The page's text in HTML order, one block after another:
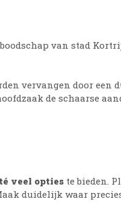
van stad
vervangen door
de schaarse
veel opties te bieden.
duidelijk waar